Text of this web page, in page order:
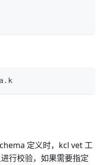
定义时，kcl vet 工
行校验，如果需要指定